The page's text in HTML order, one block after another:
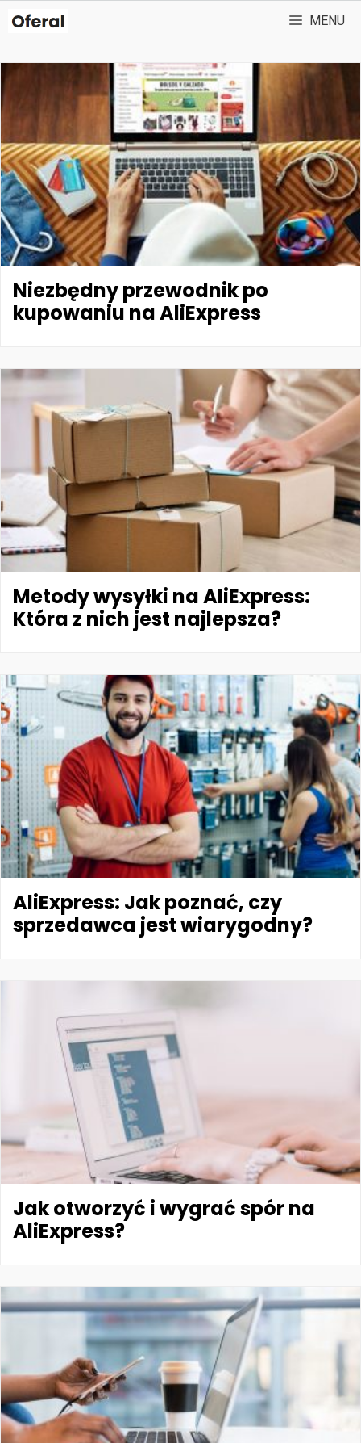
Przejdź
do
MENU
Niezbędny przewodnik po
kupowaniu na AliExpress
Metody wysyłki na AliExpress:
Która z nich jest najlepsza?
AliExpress: Jak poznać, czy
sprzedawca jest wiarygodny?
Jak otworzyć i wygrać spór na
AliExpress?